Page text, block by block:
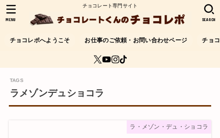
チョコレート専門サイト
チョコレポへようこそ お仕事のご依頼・お問い合わせページ チョ
SEARCH
MENU
ラメゾンデュショコラ
ラ・メゾン・デュ・ショコラ